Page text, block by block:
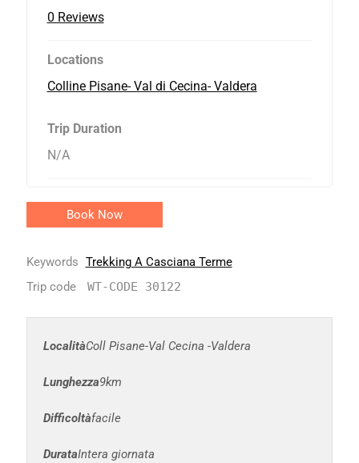
0 Reviews
Locations
Colline Pisane- Val di Cecina- Valdera
Trip Duration
N/A
Book Now
Keywords Trekking A Casciana Terme
Trip code
WT-CODE 30122
LocalitàColl Pisane-Val Cecina -Valdera
Lunghezza9km
Difficoltàfacile
DurataIntera giornata